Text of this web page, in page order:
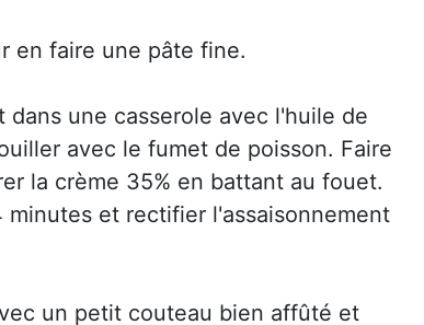
en faire une pâte fine.
une casserole avec l'huile de
avec le fumet de poisson. Faire
la crème 35% en battant au fouet.
et rectifier l'assaisonnement
un petit couteau bien affûté et